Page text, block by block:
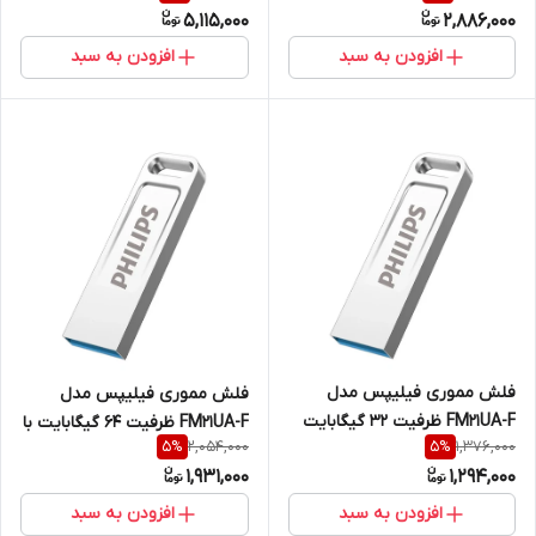
2,886,000
افزودن به سبد
5,115,000
افزودن به سبد
فلش مموری فیلیپس مدل
FM21UA-F ظرفیت 32 گیگابایت
1,376,000
5%
1,294,000
افزودن به سبد
فلش مموری فیلیپس مدل
FM21UA-F ظرفیت 64 گیگابایت با
رابط USB 3.2
2,054,000
5%
1,931,000
افزودن به سبد